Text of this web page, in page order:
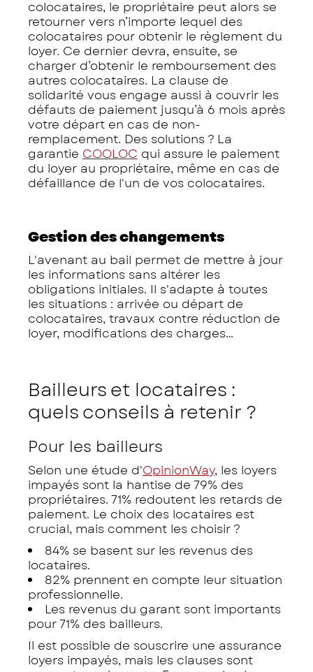
colocataires, le propriétaire peut alors se
retourner vers n’importe lequel des
colocataires pour obtenir le règlement du
loyer. Ce dernier devra, ensuite, se
charger d’obtenir le remboursement des
autres colocataires. La clause de
solidarité vous engage aussi à couvrir les
défauts de paiement jusqu’à 6 mois après
votre départ en cas de non-
remplacement. Des solutions ? La
garantie COOLOC qui assure le paiement
du loyer au propriétaire, même en cas de
défaillance de l'un de vos colocataires.
Gestion des changements
L'avenant au bail permet de mettre à jour
les informations sans altérer les
obligations initiales. Il s'adapte à toutes
les situations : arrivée ou départ de
colocataires, travaux contre réduction de
loyer, modifications des charges…
Bailleurs et locataires :
quels conseils à retenir ?
Pour les bailleurs
Selon une étude d'OpinionWay, les loyers
impayés sont la hantise de 79% des
propriétaires. 71% redoutent les retards de
paiement. Le choix des locataires est
crucial, mais comment les choisir ?
84% se basent sur les revenus des
locataires.
82% prennent en compte leur situation
professionnelle.
Les revenus du garant sont importants
pour 71% des bailleurs.
Il est possible de souscrire une assurance
loyers impayés, mais les clauses sont